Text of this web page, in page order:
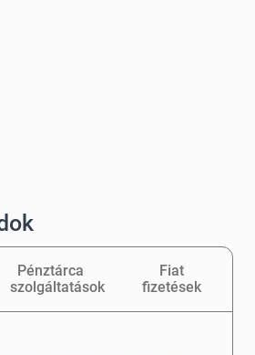
Pénztárca
szolgáltatások
Fiat
fizetések